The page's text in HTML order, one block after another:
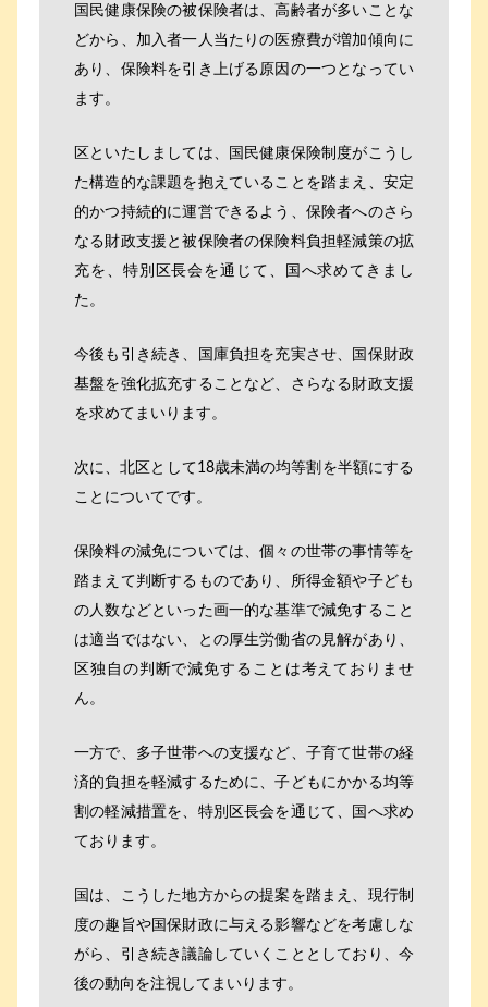
国民健康保険の被保険者は、高齢者が多いことな
どから、加入者一人当たりの医療費が増加傾向に
あり、保険料を引き上げる原因の一つとなってい
ます。
区といたしましては、国民健康保険制度がこうし
た構造的な課題を抱えていることを踏まえ、安定
的かつ持続的に運営できるよう、保険者へのさら
なる財政支援と被保険者の保険料負担軽減策の拡
充を、特別区長会を通じて、国へ求めてきまし
た。
今後も引き続き、国庫負担を充実させ、国保財政
基盤を強化拡充することなど、さらなる財政支援
を求めてまいります。
次に、北区として18歳未満の均等割を半額にする
ことについてです。
保険料の減免については、個々の世帯の事情等を
踏まえて判断するものであり、所得金額や子ども
の人数などといった画一的な基準で減免すること
は適当ではない、との厚生労働省の見解があり、
区独自の判断で減免することは考えておりませ
ん。
一方で、多子世帯への支援など、子育て世帯の経
済的負担を軽減するために、子どもにかかる均等
割の軽減措置を、特別区長会を通じて、国へ求め
ております。
国は、こうした地方からの提案を踏まえ、現行制
度の趣旨や国保財政に与える影響などを考慮しな
がら、引き続き議論していくこととしており、今
後の動向を注視してまいります。